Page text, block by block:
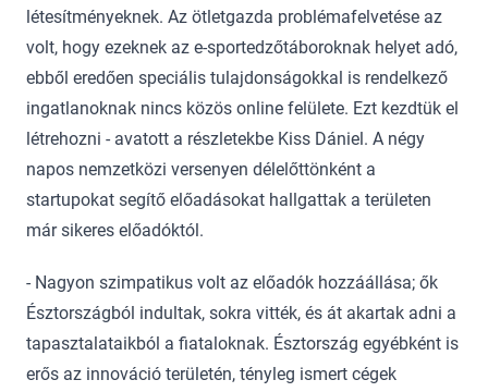
létesítményeknek. Az ötletgazda problémafelvetése az
volt, hogy ezeknek az e-sportedzőtáboroknak helyet adó,
ebből eredően speciális tulajdonságokkal is rendelkező
ingatlanoknak nincs közös online felülete. Ezt kezdtük el
létrehozni - avatott a részletekbe Kiss Dániel. A négy
napos nemzetközi versenyen délelőttönként a
startupokat segítő előadásokat hallgattak a területen
már sikeres előadóktól.
- Nagyon szimpatikus volt az előadók hozzáállása; ők
Észtországból indultak, sokra vitték, és át akartak adni a
tapasztalataikból a fiataloknak. Észtország egyébként is
erős az innováció területén, tényleg ismert cégek